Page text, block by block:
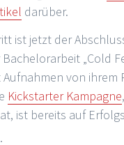
darüber.
ist jetzt der
„Cold
von ihrem
Kickstarter Kampagne
ist bereits auf